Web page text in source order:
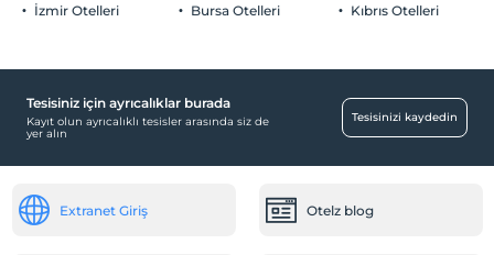
İzmir Otelleri Bursa Otelleri Kıbrıs Otelleri
Tesisiniz için ayrıcalıklar burada
Kayıt olun ayrıcalıklı tesisler arasında siz de
yer alın
Tesisinizi kaydedin
Extranet Giriş Otelz blog